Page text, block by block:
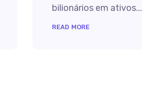
bilionários em ativos...
READ MORE